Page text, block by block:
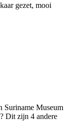
gezet, mooi
Suriname Museum
Dit zijn 4 andere